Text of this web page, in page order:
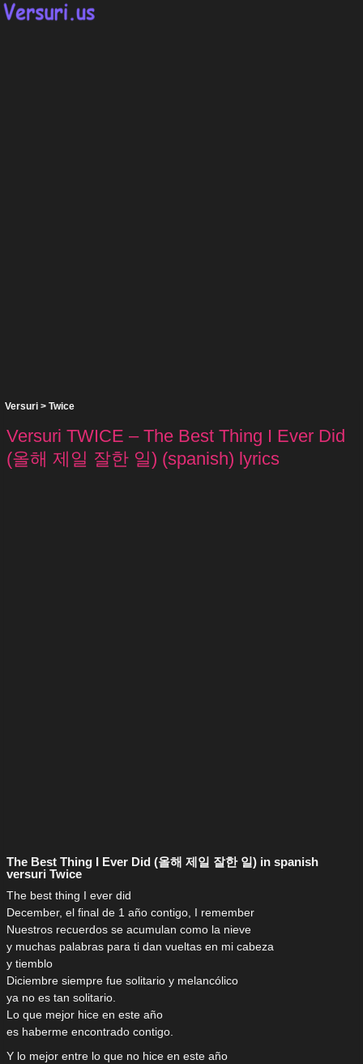
Versuri > Twice
Versuri TWICE – The Best Thing I Ever Did
(올해 제일 잘한 일) (spanish) lyrics
The Best Thing I Ever Did (올해 제일 잘한 일) in spanish
versuri Twice
The best thing I ever did
December, el final de 1 año contigo, I remember
Nuestros recuerdos se acumulan como la nieve
y muchas palabras para ti dan vueltas en mi cabeza
y tiemblo
Diciembre siempre fue solitario y melancólico
ya no es tan solitario.
Lo que mejor hice en este año
es haberme encontrado contigo.
Y lo mejor entre lo que no hice en este año